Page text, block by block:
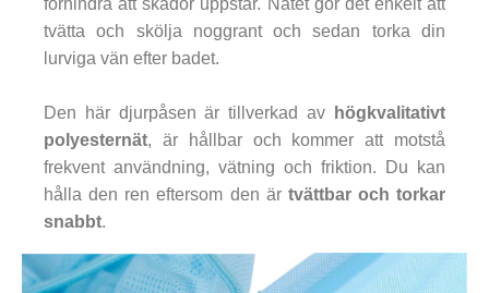
tvätta och skölja noggrant och sedan torka din
lurviga vän efter badet.
Den här djurpåsen är tillverkad av
högkvalitativt
polyesternät, är hållbar och kommer att motstå
frekvent användning, vätning och friktion. Du kan
hålla den ren eftersom den är tvättbar och torkar
snabbt.